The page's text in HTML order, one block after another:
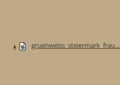
gruenweiss_steiermark_frau...